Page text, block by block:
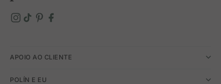
APOIO AO CLIENTE
POLÍN E EU